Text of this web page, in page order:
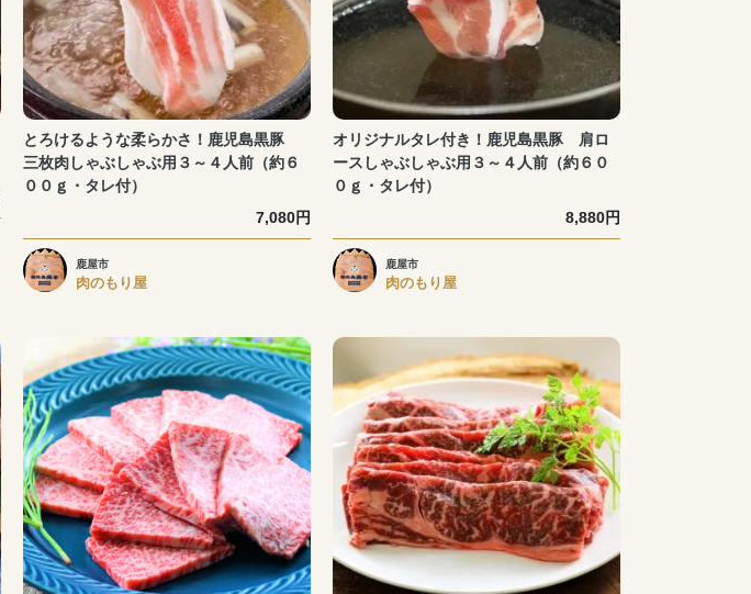
とろけるような柔らかさ！鹿児島黒豚
三枚肉しゃぶしゃぶ用３～４人前（約６
００ｇ・タレ付）
7,080円
鹿屋市
肉のもり屋
オリジナルタレ付き！鹿児島黒豚 肩ロ
ースしゃぶしゃぶ用３～４人前（約６０
０ｇ・タレ付）
8,880円
鹿屋市
肉のもり屋